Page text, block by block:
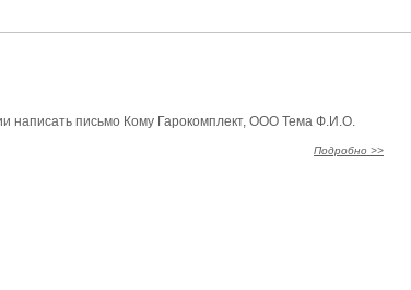
написать письмо Кому Гарокомплект, ООО Тема Ф.И.О.
Подробно >>